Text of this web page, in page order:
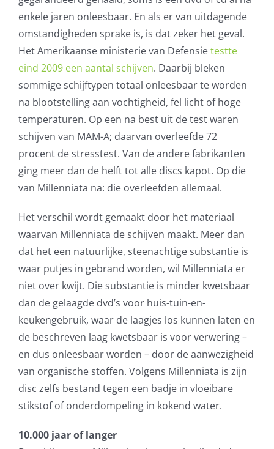
enkele jaren onleesbaar. En als er van uitdagende
omstandigheden sprake is, is dat zeker het geval.
Het Amerikaanse ministerie van Defensietestte
eind 2009 een aantal schijven. Daarbij bleken
sommige schijftypen totaal onleesbaar te worden
na blootstelling aan vochtigheid, fel licht of hoge
temperaturen. Op een na best uit de test waren
schijven van MAM-A; daarvan overleefde 72
procent de stresstest. Van de andere fabrikanten
ging meer dan de helft tot alle discs kapot. Op die
van Millenniata na: die overleefden allemaal.
Het verschil wordt gemaakt door het materiaal
waarvan Millenniata de schijven maakt. Meer dan
dat het een natuurlijke, steenachtige substantie is
waar putjes in gebrand worden, wil Millenniata er
niet over kwijt. Die substantie is minder kwetsbaar
dan de gelaagde dvd’s voor huis-tuin-en-
keukengebruik, waar de laagjes los kunnen laten en
de beschreven laag kwetsbaar is voor verwering –
en dus onleesbaar worden – door de aanwezigheid
van organische stoffen. Volgens Millenniata is zijn
disc zelfs bestand tegen een badje in vloeibare
stikstof of onderdompeling in kokend water.
10.000 jaar of langer